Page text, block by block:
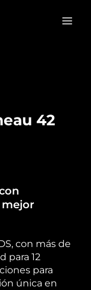
42
mejor
con más de
para 12
para
única en